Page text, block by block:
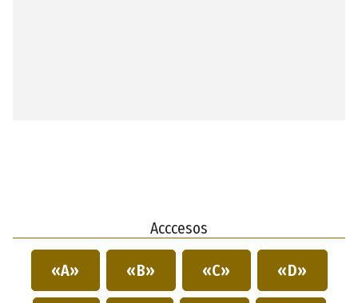
Acccesos
«A» «B» «C» «D»